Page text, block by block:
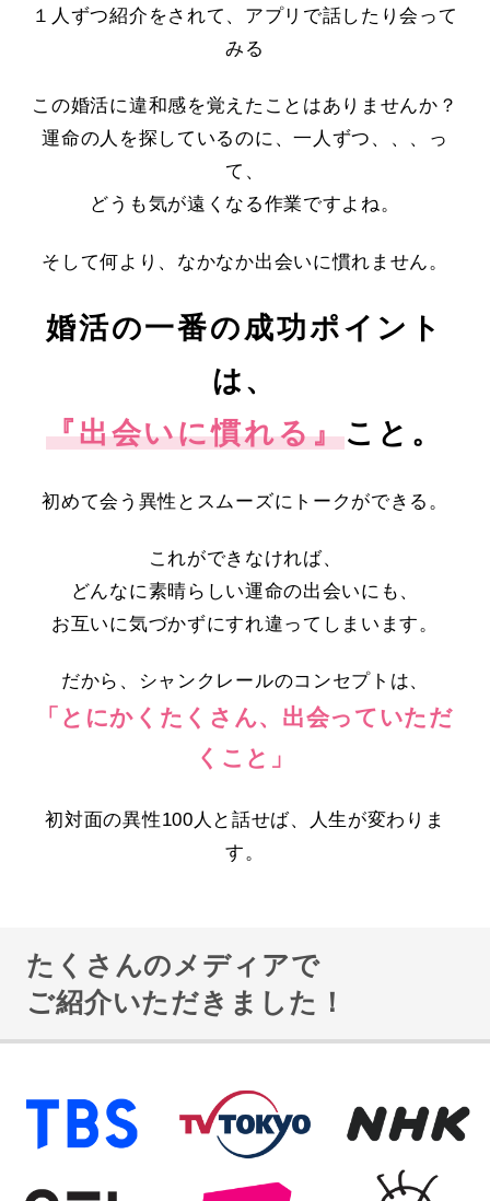
１人ずつ紹介をされて、アプリで話したり会って
みる
この婚活に違和感を覚えたことはありませんか？
運命の人を探しているのに、一人ずつ、、、っ
て、
どうも気が遠くなる作業ですよね。
そして何より、なかなか出会いに慣れません。
婚活の一番の成功ポイント
は、
『出会いに慣れる』こと。
初めて会う異性とスムーズにトークができる。
これができなければ、
どんなに素晴らしい運命の出会いにも、
お互いに気づかずにすれ違ってしまいます。
だから、シャンクレールのコンセプトは、
「とにかくたくさん、出会っていただ
くこと」
初対面の異性100人と話せば、人生が変わりま
す。
たくさんのメディアで
ご紹介いただきました！